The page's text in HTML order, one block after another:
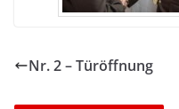
Nr. 2 – Türöffnung